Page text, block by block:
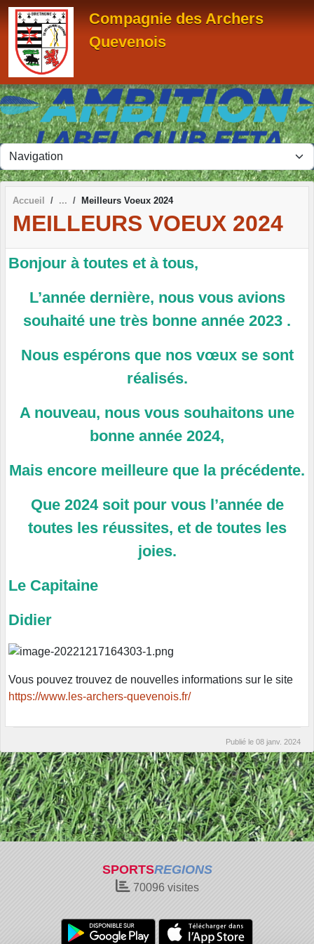
Compagnie des Archers
Quevenois
Accueil Meilleurs Voeux 2024
MEILLEURS VOEUX 2024
Bonjour à toutes et à tous,
L’année dernière, nous vous avions
souhaité une très bonne année 2023 .
Nous espérons que nos vœux se sont
réalisés.
A nouveau, nous vous souhaitons une
bonne année 2024,
Mais encore meilleure que la précédente.
Que 2024 soit pour vous l’année de
toutes les réussites, et de toutes les
joies.
Le Capitaine
Didier
Vous pouvez trouvez de nouvelles informations sur le site
https://www.les-archers-quevenois.fr/
Publié le 08 janv. 2024
SPORTSREGIONS
70096visites
Panneau de gestion des cookies